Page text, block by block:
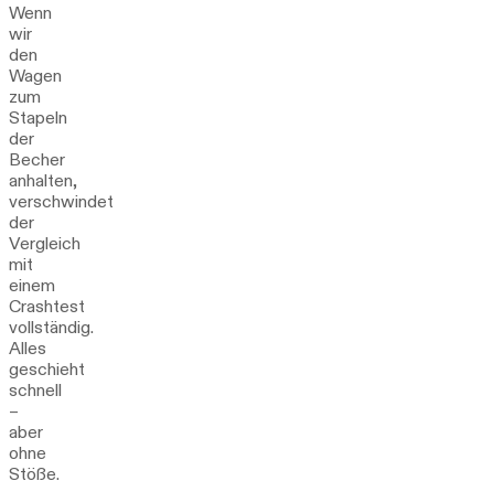
Wenn
wir
den
Wagen
zum
Stapeln
der
Becher
anhalten,
verschwindet
der
Vergleich
mit
einem
Crashtest
vollständig.
Alles
geschieht
schnell
–
aber
ohne
Stöße.